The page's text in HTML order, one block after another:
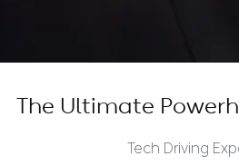
The Ultimate
Tech Driving